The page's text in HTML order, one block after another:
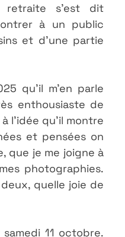
s'est dit
à un public
et d'une partie
qu'il m'en parle
enthousiaste de
l'idée qu'il montre
et pensées on
que je me joigne à
photographies.
quelle joie de
11 octobre.